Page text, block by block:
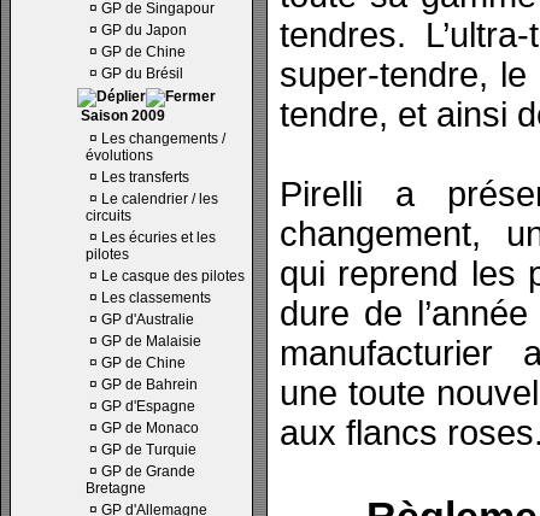
¤ GP de Singapour
¤ GP du Japon
¤ GP de Chine
¤ GP du Brésil
Saison 2009
¤ Les changements /
évolutions
¤ Les transferts
¤ Le calendrier / les
circuits
¤ Les écuries et les
pilotes
¤ Le casque des pilotes
¤ Les classements
¤ GP d'Australie
¤ GP de Malaisie
¤ GP de Chine
¤ GP de Bahrein
¤ GP d'Espagne
¤ GP de Monaco
¤ GP de Turquie
¤ GP de Grande
Bretagne
¤ GP d'Allemagne
tendres.
super-tendre,
tendre, et ainsi
Pirelli a
changement,
qui reprend les
dure de
manufacturier
une toute
aux flancs